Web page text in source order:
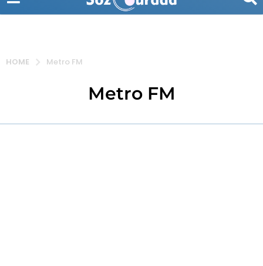
HOME Metro FM
Metro FM